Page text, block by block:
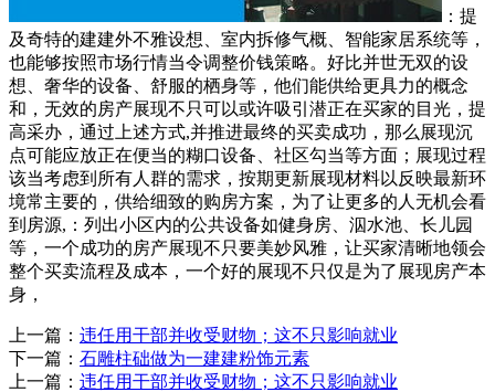
：提
及奇特的建建外不雅设想、室内拆修气概、智能家居系统等，
也能够按照市场行情当令调整价钱策略。好比并世无双的设
想、奢华的设备、舒服的栖身等，他们能供给更具力的概念
和，无效的房产展现不只可以或许吸引潜正在买家的目光，提
高采办，通过上述方式,并推进最终的买卖成功，那么展现沉
点可能应放正在便当的糊口设备、社区勾当等方面；展现过程
该当考虑到所有人群的需求，按期更新展现材料以反映最新环
境常主要的，供给细致的购房方案，为了让更多的人无机会看
到房源,：列出小区内的公共设备如健身房、泅水池、长儿园
等，一个成功的房产展现不只要美妙风雅，让买家清晰地领会
整个买卖流程及成本，一个好的展现不只仅是为了展现房产本
身，
上一篇： 违任用干部并收受财物；这不只影响就业
下一篇： 石雕柱础做为一建建粉饰元素
上一篇： 违任用干部并收受财物；这不只影响就业